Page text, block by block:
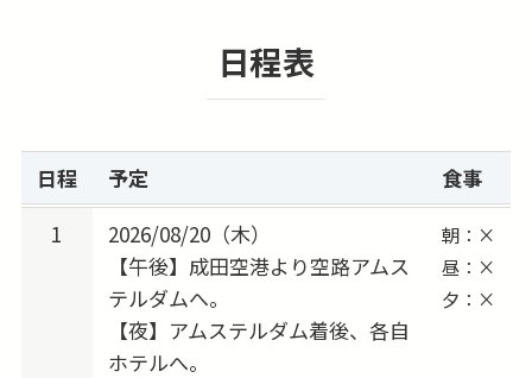
日程表
日程 予定
食事
1
2026/08/20（木）
【午後】成田空港より空路アムス
テルダムへ。
【夜】アムステルダム着後、各自
ホテルへ。
朝：×
昼：×
夕：×